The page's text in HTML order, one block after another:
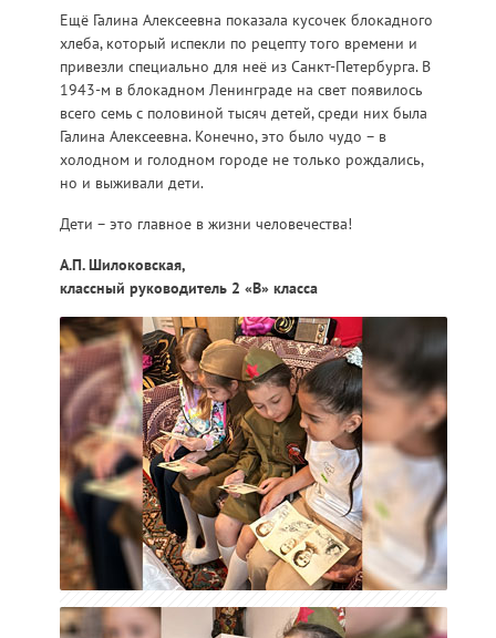
Ещё Галина Алексеевна показала кусочек блокадного
хлеба, который испекли по рецепту того времени и
привезли специально для неё из Санкт-Петербурга. В
1943-м в блокадном Ленинграде на свет появилось
всего семь с половиной тысяч детей, среди них была
Галина Алексеевна. Конечно, это было чудо – в
холодном и голодном городе не только рождались,
но и выживали дети.
Дети – это главное в жизни человечества!
А.П. Шилоковская,
классный руководитель 2 «В» класса